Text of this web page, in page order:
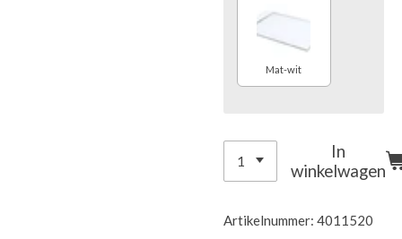
Mat-wit
In
winkelwagen
Artikelnummer: 4011520